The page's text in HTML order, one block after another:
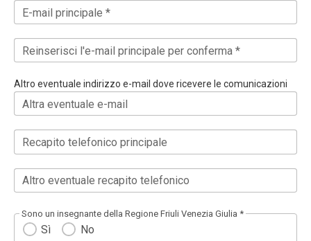
E-mail principale *
Reinserisci l'e-mail principale per conferma *
Altro eventuale indirizzo e-mail dove ricevere le comunicazioni
Altra eventuale e-mail
Recapito telefonico principale
Altro eventuale recapito telefonico
Sono un insegnante della Regione Friuli Venezia Giulia *
Sì No